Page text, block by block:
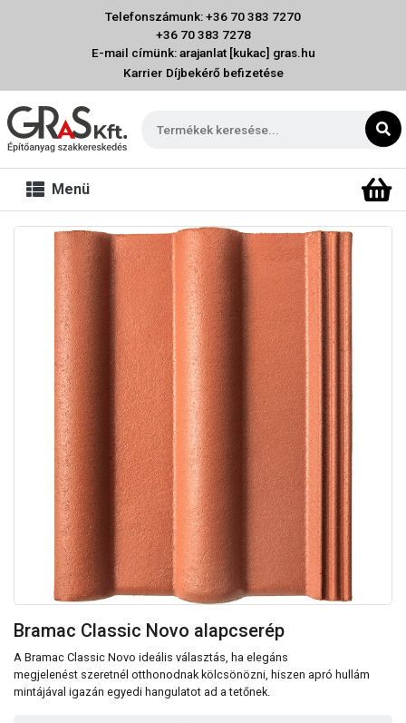
Telefonszámunk: +36 70 383 7270
+36 70 383 7278
E-mail címünk: arajanlat [kukac] gras.hu
Karrier Díjbekérő befizetése
Menü
Bramac Classic Novo alapcserép
A Bramac Classic Novo ideális választás, ha elegáns
megjelenést szeretnél otthonodnak kölcsönözni, hiszen apró hullám
mintájával igazán egyedi hangulatot ad a tetőnek.